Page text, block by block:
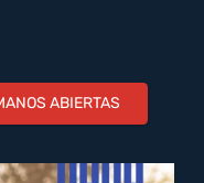
ABIERTAS